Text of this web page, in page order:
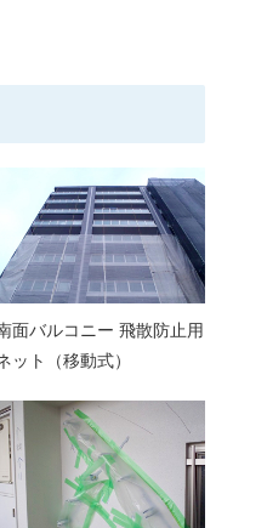
面バルコニー 飛散防止用
ット（移動式）